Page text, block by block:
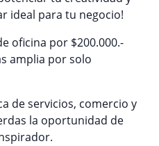
ideal para tu negocio!
oficina por $200.000.-
amplia por solo
de servicios, comercio y
la oportunidad de